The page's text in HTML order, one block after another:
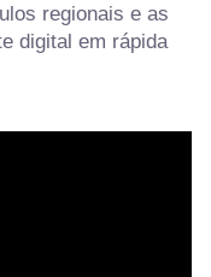
regionais e as
digital em rápida